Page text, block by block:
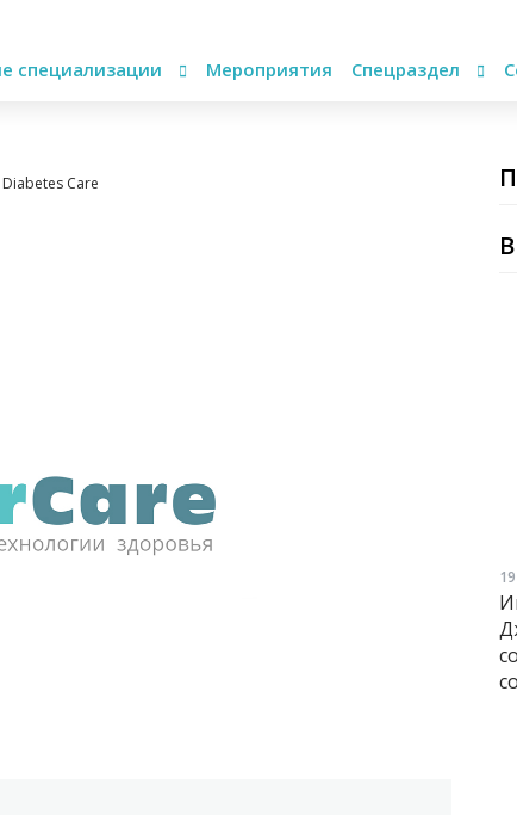
специализации Мероприятия Спецраздел
Care